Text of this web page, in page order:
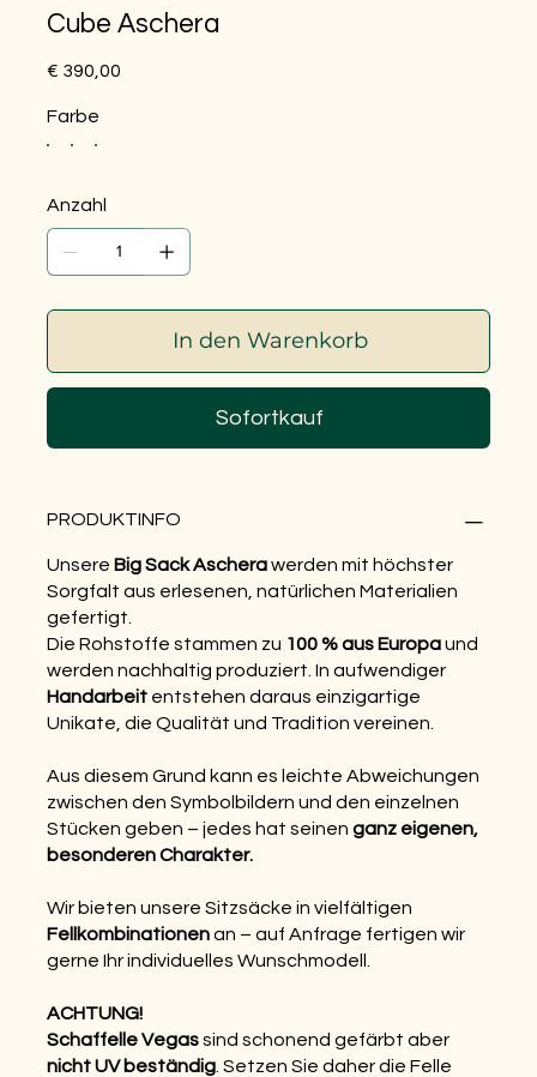
Cube Aschera
Preis
€ 390,00
Farbe
Anzahl
In den Warenkorb
Sofortkauf
PRODUKTINFO
Unsere Big Sack Ascherawerden mit höchster
Sorgfalt aus erlesenen, natürlichen Materialien
gefertigt.
Die Rohstoffe stammen zu 100 % aus Europaund
werden nachhaltig produziert. In aufwendiger
Handarbeit entstehen daraus einzigartige
Unikate, die Qualität und Tradition vereinen.
Aus diesem Grund kann es leichte Abweichungen
zwischen den Symbolbildern und den einzelnen
Stücken geben – jedes hat seinen ganz eigenen,
besonderen Charakter.
Wir bieten unsere Sitzsäcke in vielfältigen
Fellkombinationenan – auf Anfrage fertigen wir
gerne Ihr individuelles Wunschmodell.
ACHTUNG!
Schaffelle Vegassind schonend gefärbt aber
nicht UV beständig . Setzen Sie daher die Felle